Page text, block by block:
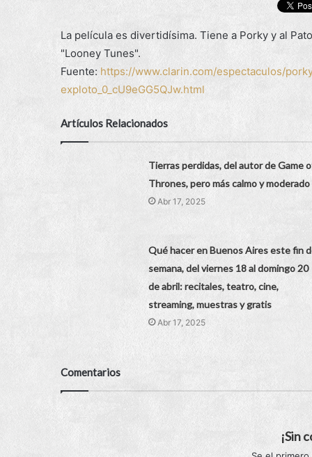
La película es divertidísima. Tiene a Porky y al
"Looney Tunes".
Fuente: https://www.clarin.com/espectaculos/
exploto_0_cU9eGG5QJw.html
Artículos Relacionados
Tierras perdidas, del autor de Game
Thrones, pero más calmo y moderado
Abr 17, 2025
Qué hacer en Buenos Aires este fin
semana, del viernes 18 al domingo 20
de abril: recitales, teatro, cine,
streaming, muestras y gratis
Abr 17, 2025
Comentarios
¡Sin